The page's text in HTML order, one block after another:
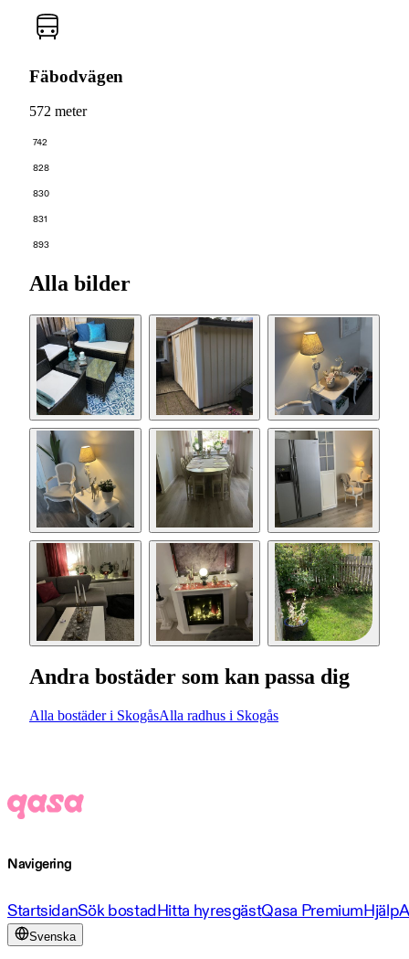
Fäbodvägen
572 meter
742
828
830
831
893
Alla bilder
Andra bostäder som kan passa dig
Alla bostäder i SkogåsAlla radhus i Skogås
Navigering
StartsidanSök bostadHitta hyresgästQasa PremiumHjälp
Svenska